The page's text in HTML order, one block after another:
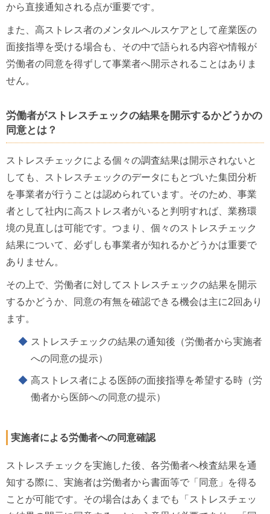
から直接通知される点が重要です。
また、高ストレス者のメンタルヘルスケアとして産業医の
面接指導を受ける場合も、その中で語られる内容や情報が
労働者の同意を得ずして事業者へ開示されることはありま
せん。
労働者がストレスチェックの結果を開示するかどうかの
同意とは？
ストレスチェックによる個々の調査結果は開示されないと
しても、ストレスチェックのデータにもとづいた集団分析
を事業者が行うことは認められています。そのため、事業
者として社内に高ストレス者がいると判明すれば、業務環
境の見直しは可能です。つまり、個々のストレスチェック
結果について、必ずしも事業者が知れるかどうかは重要で
ありません。
その上で、労働者に対してストレスチェックの結果を開示
するかどうか、同意の有無を確認できる機会は主に2回あり
ます。
ストレスチェックの結果の通知後（労働者から実施者
への同意の提示）
高ストレス者による医師の面接指導を希望する時（労
働者から医師への同意の提示）
実施者による労働者への同意確認
ストレスチェックを実施した後、各労働者へ検査結果を通
知する際に、実施者は労働者から書面等で「同意」を得る
ことが可能です。その場合はあくまでも「ストレスチェッ